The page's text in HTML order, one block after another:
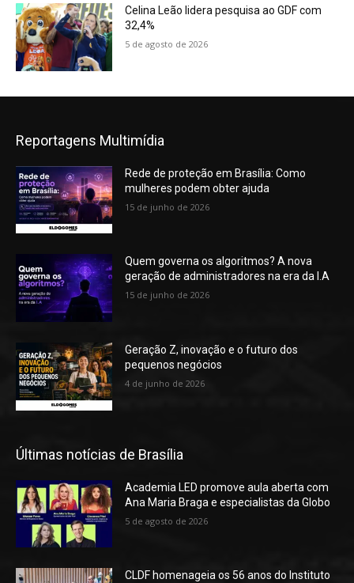
Celina Leão lidera pesquisa ao GDF com
32,4%
5 de agosto de 2026
Reportagens Multimídia
Rede de proteção em Brasília: Como
mulheres podem obter ajuda
15 de junho de 2026
Quem governa os algoritmos? A nova
geração de administradores na era da I.A
15 de junho de 2026
Geração Z, inovação e o futuro dos
pequenos negócios
4 de junho de 2026
Últimas notícias de Brasília
Academia LED promove aula aberta com
Ana Maria Braga e especialistas da Globo
5 de agosto de 2026
CLDF homenageia os 56 anos do Instituto